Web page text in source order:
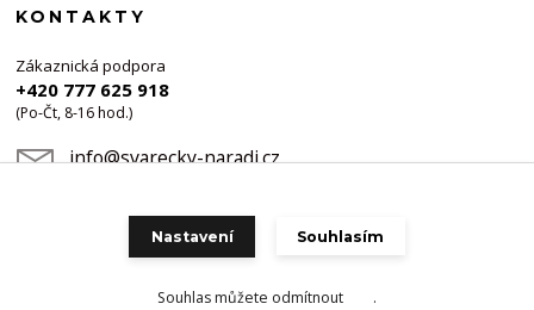
KONTAKTY
Zákaznická podpora
+420 777 625 918
(Po-Čt, 8-16 hod.)
info@svarecky-naradi.cz
Vytvořeno na Eshop-rychle.cz
Nastavení Souhlasím
Souhlas můžete odmítnout .